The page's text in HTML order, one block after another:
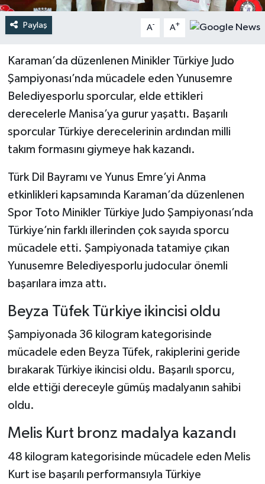
Paylaş A- A+
Karaman’da düzenlenen Minikler Türkiye Judo
Şampiyonası’nda mücadele eden Yunusemre
Belediyesporlu sporcular, elde ettikleri
derecelerle Manisa’ya gurur yaşattı. Başarılı
sporcular Türkiye derecelerinin ardından milli
takım formasını giymeye hak kazandı.
Türk Dil Bayramı ve Yunus Emre’yi Anma
etkinlikleri kapsamında Karaman’da düzenlenen
Spor Toto Minikler Türkiye Judo Şampiyonası’nda
Türkiye’nin farklı illerinden çok sayıda sporcu
mücadele etti. Şampiyonada tatamiye çıkan
Yunusemre Belediyesporlu judocular önemli
başarılara imza attı.
Beyza Tüfek Türkiye ikincisi oldu
Şampiyonada 36 kilogram kategorisinde
mücadele eden Beyza Tüfek, rakiplerini geride
bırakarak Türkiye ikincisi oldu. Başarılı sporcu,
elde ettiği dereceyle gümüş madalyanın sahibi
oldu.
Melis Kurt bronz madalya kazandı
48 kilogram kategorisinde mücadele eden Melis
Kurt ise başarılı performansıyla Türkiye